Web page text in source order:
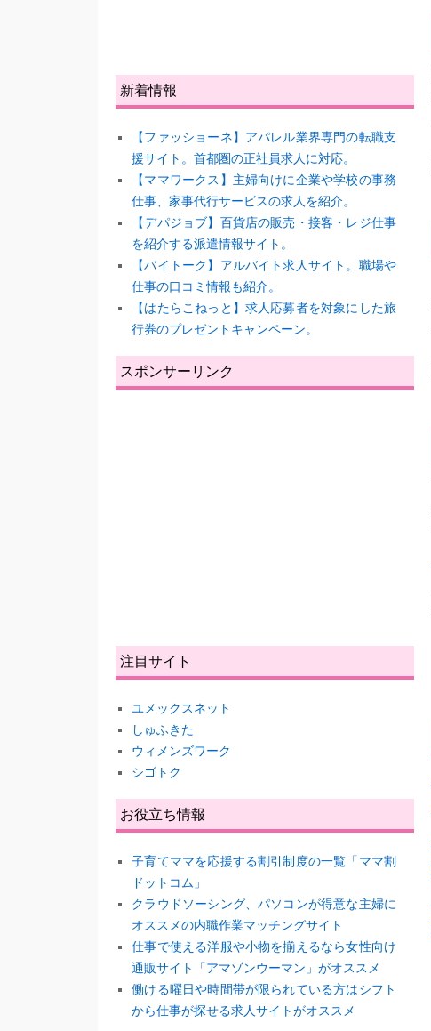
新着情報
【ファッショーネ】アパレル業界専門の転職支
援サイト。首都圏の正社員求人に対応。
【ママワークス】主婦向けに企業や学校の事務
仕事、家事代行サービスの求人を紹介。
【デパジョブ】百貨店の販売・接客・レジ仕事
を紹介する派遣情報サイト。
【バイトーク】アルバイト求人サイト。職場や
仕事の口コミ情報も紹介。
【はたらこねっと】求人応募者を対象にした旅
行券のプレゼントキャンペーン。
スポンサーリンク
注目サイト
ユメックスネット
しゅふきた
ウィメンズワーク
シゴトク
お役立ち情報
子育てママを応援する割引制度の一覧「ママ割
ドットコム」
クラウドソーシング、パソコンが得意な主婦に
オススメの内職作業マッチングサイト
仕事で使える洋服や小物を揃えるなら女性向け
通販サイト「アマゾンウーマン」がオススメ
働ける曜日や時間帯が限られている方はシフト
から仕事が探せる求人サイトがオススメ